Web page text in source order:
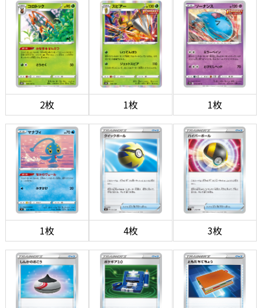
2枚 1枚 1枚
1枚 4枚 3枚